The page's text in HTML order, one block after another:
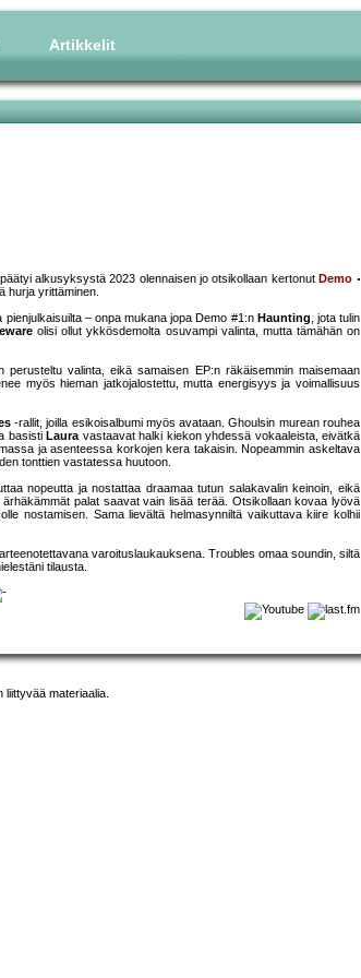
Artikkelit
alkusyksystä 2023 olennaisen jo otsikollaan kertonut Demo
hurja yrittäminen.
pienjulkaisuilta – onpa mukana jopa Demo #1:n Haunting, jota tulin
olisi ollut ykkösdemolta osuvampi valinta, mutta tämähän on
perusteltu valinta, eikä samaisen EP:n räkäisemmin maisemaan
myös hieman jatkojalostettu, mutta energisyys ja voimallisuus
-rallit, joilla esikoisalbumi myös avataan. Ghoulsin murean rouhea
basisti Lauravastaavat halki kiekon yhdessä vokaaleista, eivätkä
ja asenteessa korkojen kera takaisin. Nopeammin askeltava
tonttien vastatessa huutoon.
nopeutta ja nostattaa draamaa tutun salakavalin keinoin, eikä
palat saavat vain lisää terää. Otsikollaan kovaa lyövä
nostamisen. Sama lievältä helmasynniltä vaikuttava kiire kolhii
varoituslaukauksena. Troubles omaa soundin, siltä
tilausta.
materiaalia.